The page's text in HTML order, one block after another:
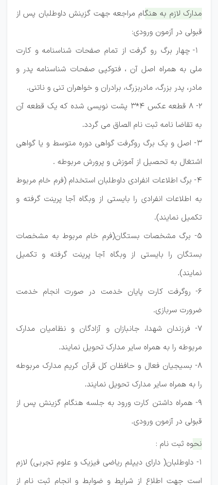
مدارک لازم به هنگام مراجعه جهت گزینش داوطلبان پس از
قبولی در آزمون ورودی:
1- چهار برگ رو گرفت از تمام صفحات شناسنامه و کارت
ملی به همراه اصل آن ، فتوکپی صفحات شناسنامه پدر و
مادر، پدر بزرگ، مادربزرگ، برادران و خواهران تنی و ناتنی.
2- 8 قطعه عکس 4*3 پشت نویسی شده که یک قطعه آن
به تقاضا نامه ثبت نام الصاق می گردد.
3- اصل و یک برگ روگرفت گواهی دوره متوسط و یا گواهی
اشتغال به تحصیل از آموزش و پرورش مربوطه .
4- برگ اطلاعات انفرادی داوطلبان استخدام (فرم خام مربوط
به اطلاعات انفرادی را بایستی از وبگاه آجا پرینت گرفته و
تکمیل نمایند).
5- برگ مشخصات بستگان(فرم خام مربوط به مشخصات
بستگان را بایستی از وبگاه آجا پرینت گرفته و تکمیل
نمایند).
6- روگرفت کارت پایان خدمت در صورت انجام خدمت
ضرورت سربازی.
7- فرزندان شهدا، جانبازان و آزادگان و نظامیان مدارک
مربوطه را به همراه سایر مدارک تحویل نمایند.
8- بسیجیان فعال و حافظان کل قرآن کریم مدارک مربوطه
را به همراه سایر مدارک تحویل نمایند.
9- همراه داشتن کارت ورود به جلسه هنگام گزینش پس از
قبولی در آزمون ورودی.
نحوه ثبت نام :
1- داوطلبان( دارای دیپلم ریاضی فیزیک و علوم تجربی) لازم
است جهت اطلاع از شرایط و ضوابط و انجام ثبت نام از